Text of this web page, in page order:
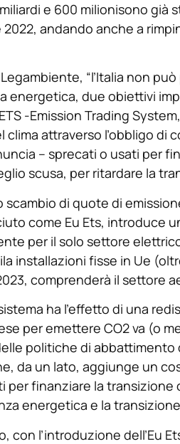
e 600 milionisono già
2022, andando anche a
“l’Italia non
energetica, due obiettivi
-Emission Trading
attraverso l’obbligo di
– sprecati o usati per
scusa, per ritardare la
di quote di
come Eu Ets, introduce
per il solo settore
installazioni fisse in Ue
comprenderà il settore
ha l’effetto di una
per emettere CO2 va (o
politiche di abbattimento
da un lato, aggiunge un
per finanziare la transizione
energetica e la
con l’introduzione dell’Eu